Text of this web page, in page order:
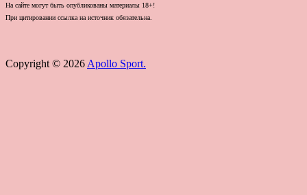
На сайте могут быть опубликованы материалы 18+!
При цитировании ссылка на источник обязательна.
Copyright © 2026 Apollo Sport.